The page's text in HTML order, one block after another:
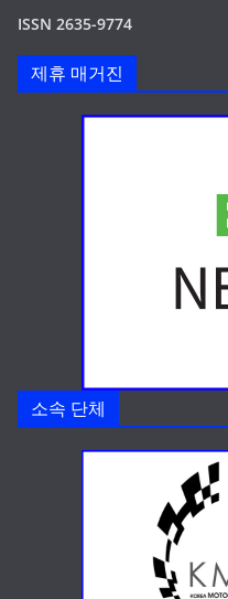
ISSN 2635-9774
제휴 매거진
소속 단체